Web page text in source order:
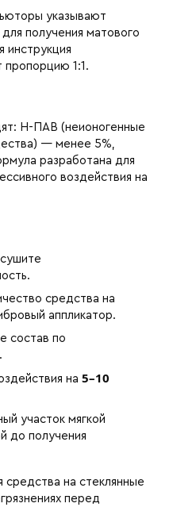
указывают
получения матового
инструкция
пропорцию 1:1.
Н-ПАВ (неионогенные
— менее 5%,
разработана для
воздействия на
средства на
аппликатор.
состав по
на 5–10
участок мягкой
до получения
средства на стеклянные
перед